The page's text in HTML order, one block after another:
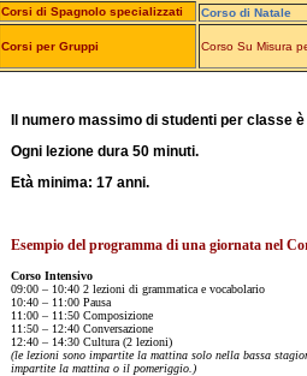
Corsi di Spagnolo specializzati
Corso di Natale
Corsi per Gruppi Corso Su Misura
Il numero massimo di studenti per classe è
Ogni lezione dura 50 minuti.
Età minima: 17 anni.
Esempio del programma di una giornata nel
Corso Intensivo
09:00 – 10:40 2 lezioni di grammatica e vocabolario
10:40 – 11:00 Pausa
11:00 – 11:50 Composizione
11:50 – 12:40 Conversazione
12:40 – 14:30 Cultura (2 lezioni)
(le lezioni sono impartite la mattina solo nella bassa
impartite la mattina o il pomeriggio.)